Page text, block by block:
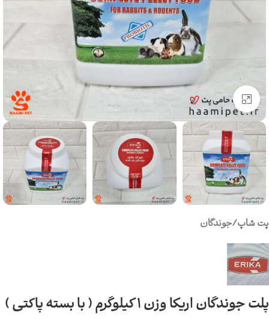
برای بزرگنمایی کلیک کنید
پت شاپ/جوندگان
پلت جوندگان اریکا وزن 1 کیلوگرم ( با بسته پاکتی )